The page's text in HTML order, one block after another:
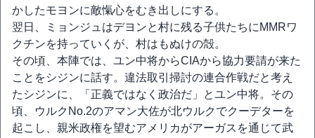
かしたモヨンに敵愾心をむき出しにする。
翌日、ミョンジュはデヨンと村に残る子供たちにMMRワ
クチンを持っていくが、村はもぬけの殻。
その頃、本陣では、ユン中将からCIAから協力要請が来た
ことをシジンに話す。違法取引掃討の連合作戦だと考え
たシジンに、「正義ではなく政治だ」とユン中将。その
頃、ウルクNo.2のアマン大佐が北ウルクでクーデターを
起こし、親米政権を望むアメリカがアーガスを通じて武